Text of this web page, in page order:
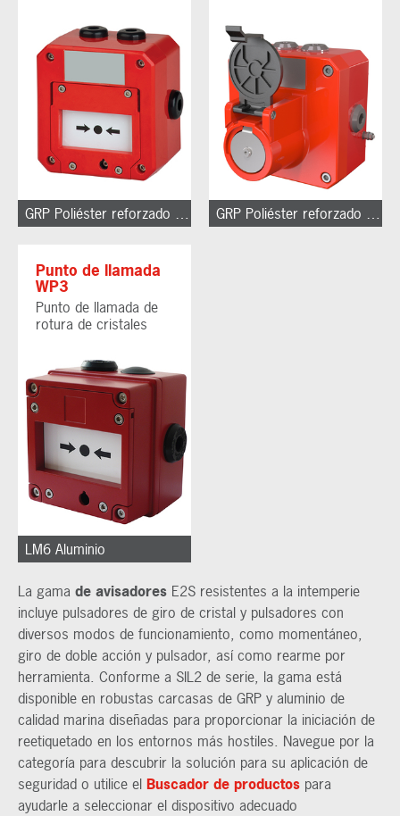
GRP Poliéster reforzado con fibra de vidrio GRP Poliéster reforzado con fibra de vidrio
Punto de llamada
WP3
Punto de llamada de
rotura de cristales
LM6 Aluminio
La gama de avisadores E2S resistentes a la intemperie
incluye pulsadores de giro de cristal y pulsadores con
diversos modos de funcionamiento, como momentáneo,
giro de doble acción y pulsador, así como rearme por
herramienta. Conforme a SIL2 de serie, la gama está
disponible en robustas carcasas de GRP y aluminio de
calidad marina diseñadas para proporcionar la iniciación de
reetiquetado en los entornos más hostiles. Navegue por la
categoría para descubrir la solución para su aplicación de
seguridad o utilice el Buscador de productos para
ayudarle a seleccionar el dispositivo adecuado